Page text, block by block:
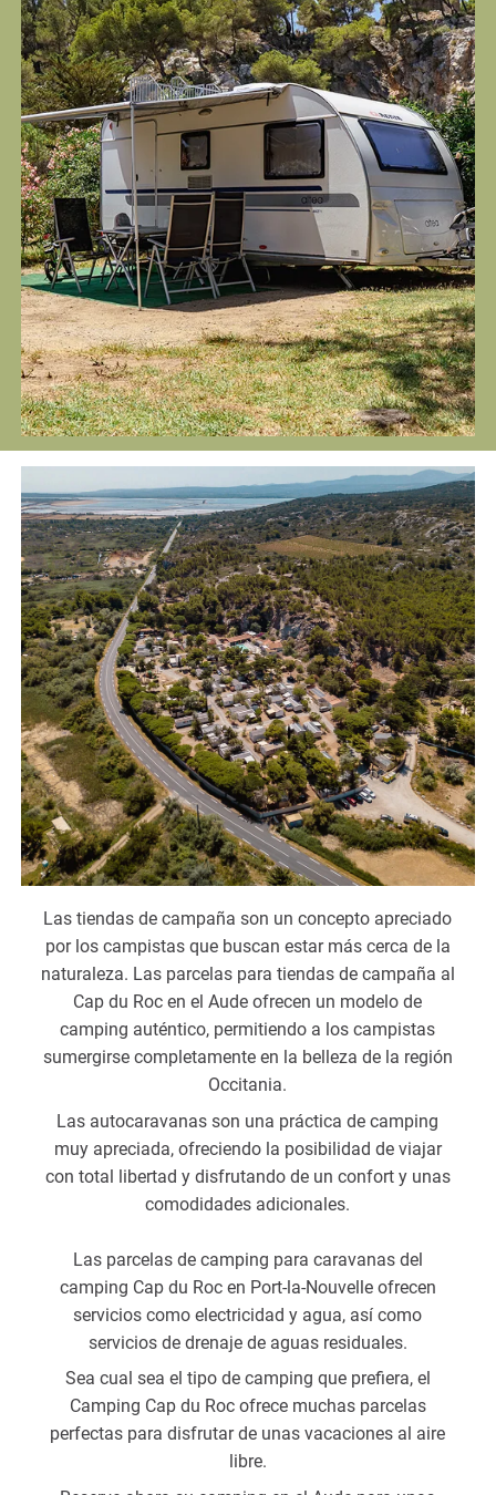
Las tiendas de campaña son un concepto apreciado
por los campistas que buscan estar más cerca de la
naturaleza. Las parcelas para tiendas de campaña al
Cap du Roc en el Aude ofrecen un modelo de
camping auténtico, permitiendo a los campistas
sumergirse completamente en la belleza de la región
Occitania.
Las autocaravanas son una práctica de camping
muy apreciada, ofreciendo la posibilidad de viajar
con total libertad y disfrutando de un confort y unas
comodidades adicionales.
Las parcelas de camping para caravanas del
camping Cap du Roc en Port-la-Nouvelle ofrecen
servicios como electricidad y agua, así como
servicios de drenaje de aguas residuales.
Sea cual sea el tipo de camping que prefiera, el
Camping Cap du Roc ofrece muchas parcelas
perfectas para disfrutar de unas vacaciones al aire
libre.